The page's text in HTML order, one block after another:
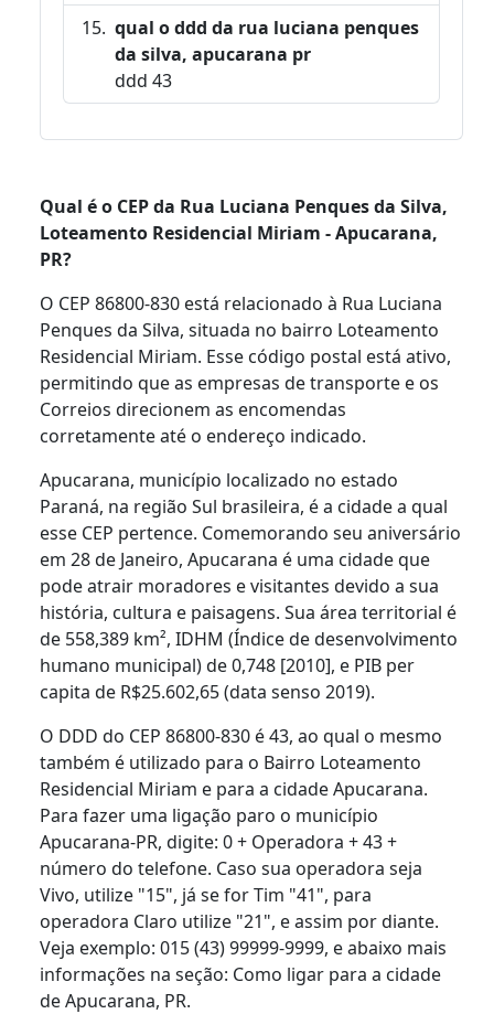
qual o ddd da rua luciana penques
da silva, apucarana pr
ddd 43
Qual é o CEP da Rua Luciana Penques da Silva,
Loteamento Residencial Miriam - Apucarana,
PR?
O CEP 86800-830 está relacionado à Rua Luciana
Penques da Silva, situada no bairro Loteamento
Residencial Miriam. Esse código postal está ativo,
permitindo que as empresas de transporte e os
Correios direcionem as encomendas
corretamente até o endereço indicado.
Apucarana, município localizado no estado
Paraná, na região Sul brasileira, é a cidade a qual
esse CEP pertence. Comemorando seu aniversário
em 28 de Janeiro, Apucarana é uma cidade que
pode atrair moradores e visitantes devido a sua
história, cultura e paisagens. Sua área territorial é
de 558,389 km², IDHM (Índice de desenvolvimento
humano municipal) de 0,748 [2010], e PIB per
capita de R$25.602,65 (data senso 2019).
O DDD do CEP 86800-830 é 43, ao qual o mesmo
também é utilizado para o Bairro Loteamento
Residencial Miriam e para a cidade Apucarana.
Para fazer uma ligação paro o município
Apucarana-PR, digite: 0 + Operadora + 43 +
número do telefone. Caso sua operadora seja
Vivo, utilize "15", já se for Tim "41", para
operadora Claro utilize "21", e assim por diante.
Veja exemplo: 015 (43) 99999-9999, e abaixo mais
informações na seção: Como ligar para a cidade
de Apucarana, PR.